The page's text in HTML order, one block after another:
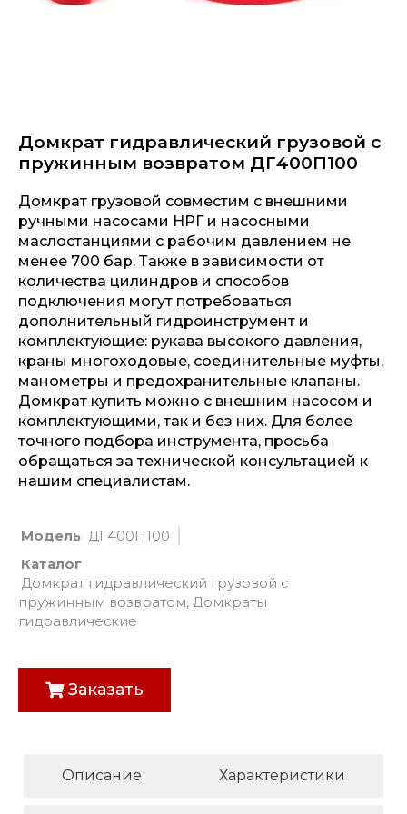
Домкрат гидравлический грузовой с
пружинным возвратом ДГ400П100
Домкрат грузовой совместим с внешними
ручными насосами НРГ и насосными
маслостанциями с рабочим давлением не
менее 700 бар. Также в зависимости от
количества цилиндров и способов
подключения могут потребоваться
дополнительный гидроинструмент и
комплектующие: рукава высокого давления,
краны многоходовые, соединительные муфты,
манометры и предохранительные клапаны.
Домкрат купить можно с внешним насосом и
комплектующими, так и без них. Для более
точного подбора инструмента, просьба
обращаться за технической консультацией к
нашим специалистам.
Модель ДГ400П100
Каталог
Домкрат гидравлический грузовой с
пружинным возвратом, Домкраты
гидравлические
Заказать
Описание Характеристики